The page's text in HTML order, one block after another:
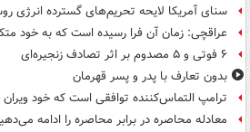
سنای آمریکا لایحه تحریم‌های گسترده انرژی
عراقچی: زمان آن فرا رسیده است که به خود
۶ فوتی و ۵ مصدوم بر اثر تصادف زنجیره‌ای
بدون تعارف با پدر و پسر قهرمان
ترامپ التماس‌کننده توافقی است که خود ویران
معادله محاصره در برابر محاصره را ادامه